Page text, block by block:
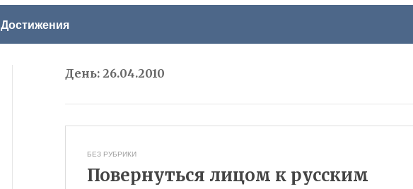
Достижения
День:26.04.2010
БЕЗ РУБРИКИ
Повернуться лицом к русским